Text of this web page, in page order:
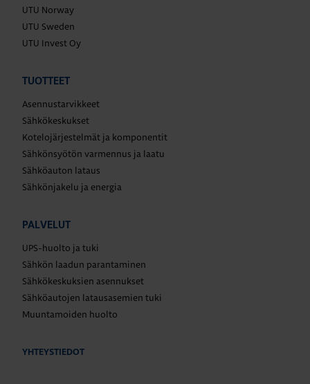
UTU Norway
UTU Sweden
UTU Invest Oy
TUOTTEET
Asennustarvikkeet
Sähkökeskukset
Kotelojärjestelmät ja komponentit
Sähkönsyötön varmennus ja laatu
Sähköauton lataus
Sähkönjakelu ja energia
PALVELUT
UPS-huolto ja tuki
Sähkön laadun parantaminen
Sähkökeskuksien asennukset
Sähköautojen latausasemien tuki
Muuntamoiden huolto
YHTEYSTIEDOT